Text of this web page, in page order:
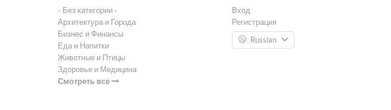
- Без категории -
Архитектура и Города
Бизнес и Финансы
Еда и Напитки
Животные и Птицы
Здоровье и Медицина
Смотреть все
Вход
Регистрация
Russian